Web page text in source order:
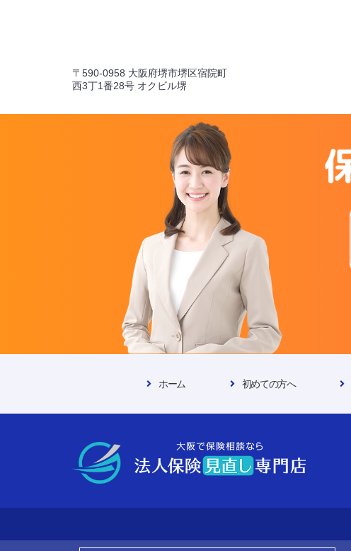
〒590-0958 大阪府堺市堺区宿院町
西3丁1番28号 オクビル堺
ホーム 初めての方へ